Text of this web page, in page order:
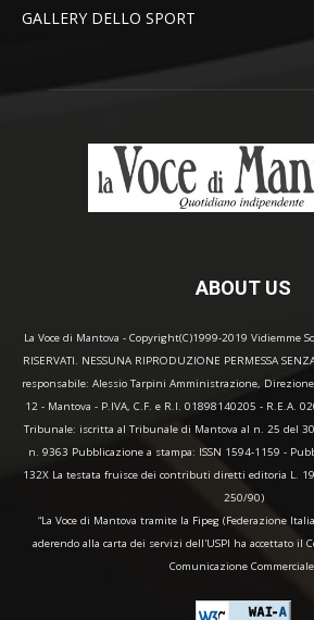
GALLERY DELLO SPORT
ABOUT US
La Voce di Mantova - Copyright(C)1999-2019 Vidiemme
RISERVATI. NESSUNA RIPRODUZIONE PERMESSA
responsabile: Alessio Tarpini Amministrazione,
12 - Mantova - P.IVA, C.F. e R.I. 01898140205 - R.E.A.
Tribunale: iscritta al Tribunale di Mantova al n. 25 del
n. 9363 Pubblicazione a stampa: ISSN 1594-1159 -
132X La testata fruisce dei contributi diretti editoria L.
250/90)
“La Voce di Mantova tramite la Fipeg (Federazione
aderendo alla carta dei servizi dell'USPI ha accettato il
Comunicazione